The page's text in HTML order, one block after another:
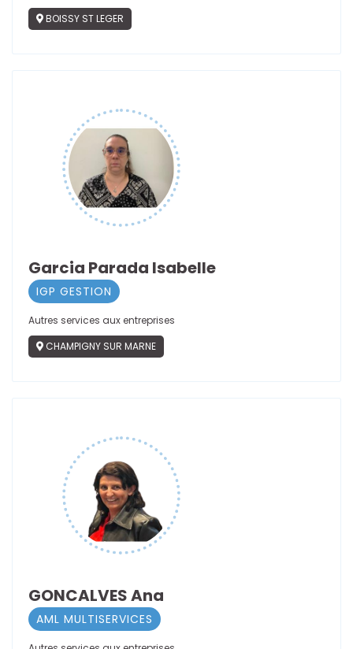
BOISSY ST LEGER
Garcia Parada Isabelle
IGP GESTION
Autres services aux entreprises
CHAMPIGNY SUR MARNE
GONCALVES Ana
AML MULTISERVICES